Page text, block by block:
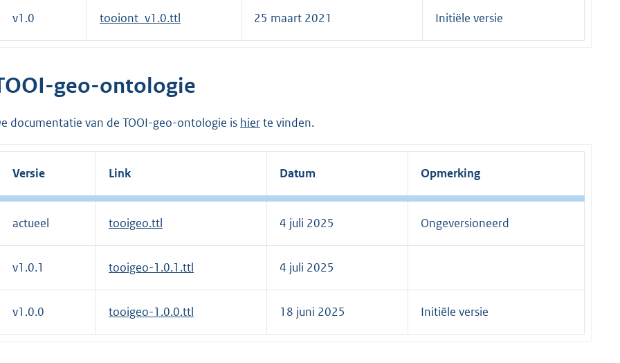
v1.0 tooiont_v1.0.ttl 25 maart 2021 Initiële versie
geo-ontologie
documentatie van de TOOI-geo-ontologie is hierte vinden.
Versie Link Datum Opmerking
actueel tooigeo.ttl 4 juli 2025 Ongeversioneerd
v1.0.1 tooigeo-1.0.1.ttl 4 juli 2025
v1.0.0 tooigeo-1.0.0.ttl 18 juni 2025 Initiële versie